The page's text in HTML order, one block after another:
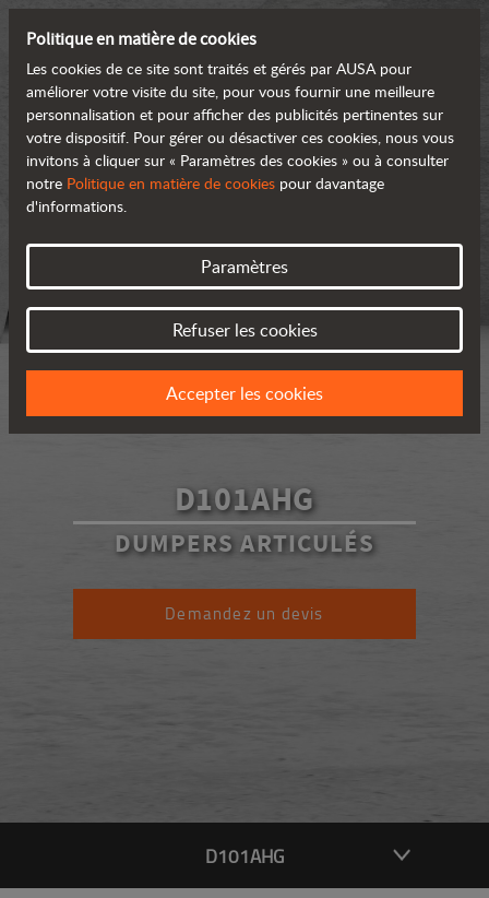
D101AHG
DUMPERS ARTICULÉS
Demandez un devis
D101AHG
Politique en matière de cookies
Les cookies de ce site sont traités et gérés par AUSA pour
améliorer votre visite du site, pour vous fournir une meilleure
personnalisation et pour afficher des publicités pertinentes sur
votre dispositif. Pour gérer ou désactiver ces cookies, nous vous
invitons à cliquer sur « Paramètres des cookies » ou à consulter
notre Politique en matière de cookies pour davantage
d'informations.
Paramètres
Refuser les cookies
Accepter les cookies